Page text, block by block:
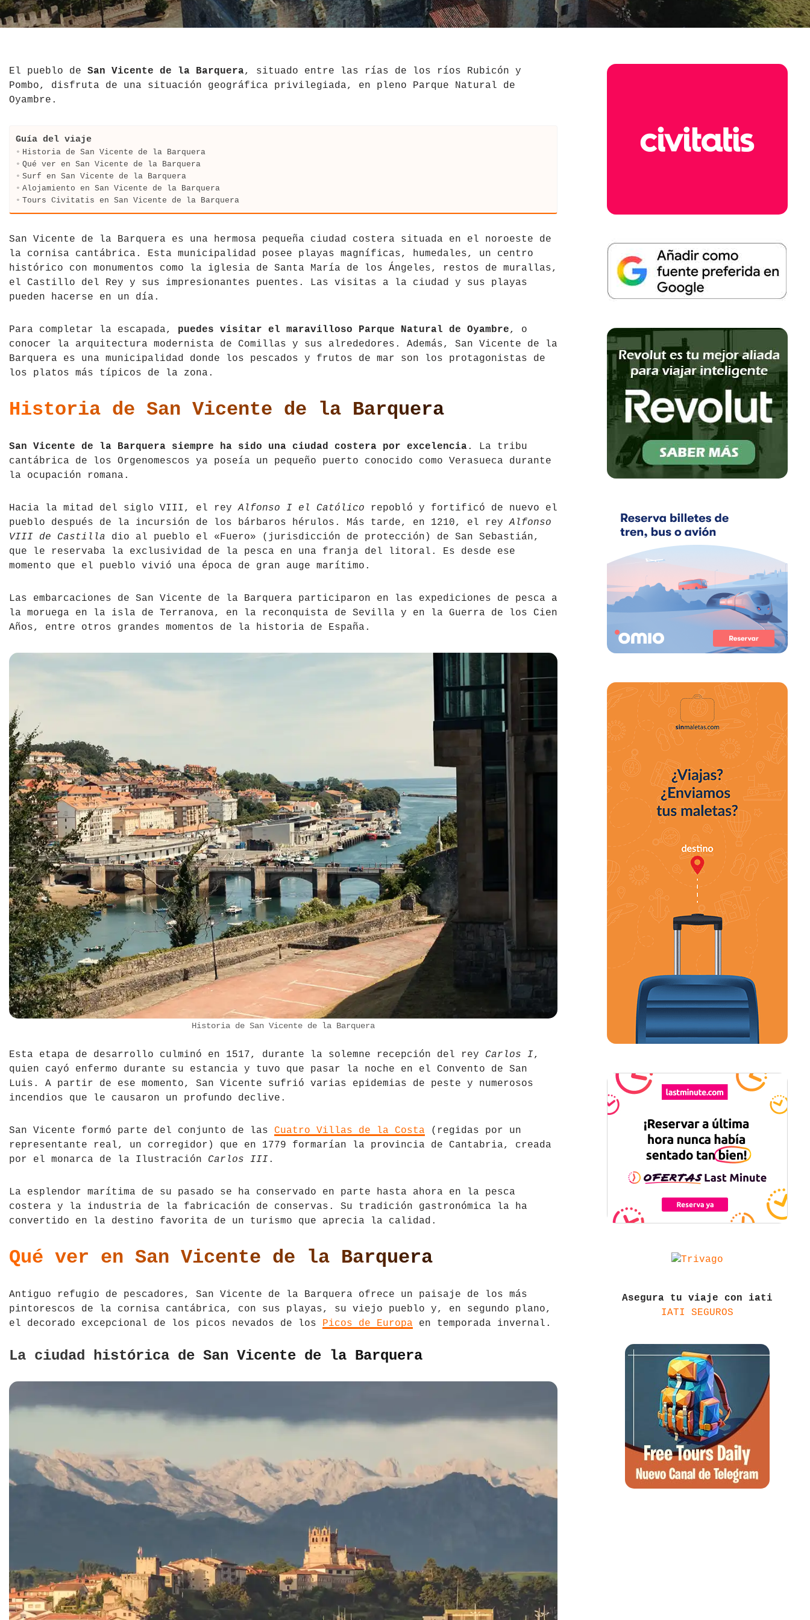
El Salvador
Hawái
México
Paraguay
Perú
República Dominicana
Venezuela
Jordania
La India
Madagascar
Maldivas
Mongolia
Nepal
Qatar
Tailandia
Tíbet
Croacia
Escocia
Eslovenia
Finlandia
Francia
Grecia
Hungría
Inglaterra
Irlanda
Italia
Letonia
Noruega
País de Gales
Portugal
Polonia
República Checa
Serbia
Ucrania
El pueblo de San Vicente de la Barquera, situado entre las rías de los ríos Rubicón y
Pombo, disfruta de una situación geográfica privilegiada, en pleno Parque Natural de
Oyambre.
Guía del viaje
Historia de San Vicente de la Barquera
Qué ver en San Vicente de la Barquera
Surf en San Vicente de la Barquera
Alojamiento en San Vicente de la Barquera
Tours Civitatis en San Vicente de la Barquera
San Vicente de la Barquera es una hermosa pequeña ciudad costera situada en el noroeste de
la cornisa cantábrica. Esta municipalidad posee playas magníficas, humedales, un centro
histórico con monumentos como la iglesia de Santa María de los Ángeles, restos de murallas,
el Castillo del Rey y sus impresionantes puentes. Las visitas a la ciudad y sus playas
pueden hacerse en un día.
Para completar la escapada, puedes visitar el maravilloso Parque Natural de Oyambre, o
conocer la arquitectura modernista de Comillas y sus alrededores. Además, San Vicente de la
Barquera es una municipalidad donde los pescados y frutos de mar son los protagonistas de
los platos más típicos de la zona.
Historia de San Vicente de la Barquera
San Vicente de la Barquera siempre ha sido una ciudad costera por excelencia. La tribu
cantábrica de los Orgenomescos ya poseía un pequeño puerto conocido como Verasueca durante
la ocupación romana.
Hacia la mitad del siglo VIII, el reyAlfonso I el Católico repobló y fortificó de nuevo el
pueblo después de la incursión de los bárbaros hérulos. Más tarde, en 1210, el reyAlfonso
VIII de Castilla dio al pueblo el «Fuero» (jurisdicción de protección) de San Sebastián,
que le reservaba la exclusividad de la pesca en una franja del litoral. Es desde ese
momento que el pueblo vivió una época de gran auge marítimo.
Las embarcaciones de San Vicente de la Barquera participaron en las expediciones de pesca a
la moruega en la isla de Terranova, en la reconquista de Sevilla y en la Guerra de los Cien
Años, entre otros grandes momentos de la historia de España.
Historia de San Vicente de la Barquera
Esta etapa de desarrollo culminó en 1517, durante la solemne recepción del rey Carlos I,
quien cayó enfermo durante su estancia y tuvo que pasar la noche en el Convento de San
Luis. A partir de ese momento, San Vicente sufrió varias epidemias de peste y numerosos
incendios que le causaron un profundo declive.
San Vicente formó parte del conjunto de las Cuatro Villas de la Costa (regidas por un
representante real, un corregidor) que en 1779 formarían la provincia de Cantabria, creada
por el monarca de la Ilustración Carlos III .
La esplendor marítima de su pasado se ha conservado en parte hasta ahora en la pesca
costera y la industria de la fabricación de conservas. Su tradición gastronómica la ha
convertido en la destino favorita de un turismo que aprecia la calidad.
Qué ver en San Vicente de la Barquera
Antiguo refugio de pescadores, San Vicente de la Barquera ofrece un paisaje de los más
pintorescos de la cornisa cantábrica, con sus playas, su viejo pueblo y, en segundo plano,
el decorado excepcional de los picos nevados de los Picos de Europa en temporada invernal.
La ciudad histórica de San Vicente de la Barquera
Asegura tu viaje con iati
IATI SEGUROS